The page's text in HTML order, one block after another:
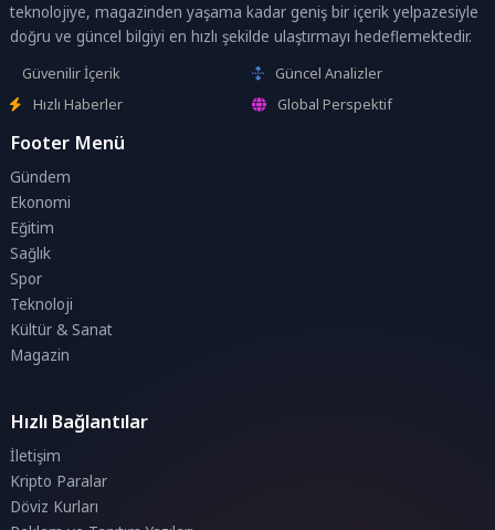
teknolojiye, magazinden yaşama kadar geniş bir içerik yelpazesiyle
doğru ve güncel bilgiyi en hızlı şekilde ulaştırmayı hedeflemektedir.
Güvenilir İçerik
Güncel Analizler
Hızlı Haberler
Global Perspektif
Footer Menü
Gündem
Ekonomi
Eğitim
Sağlık
Spor
Teknoloji
Kültür & Sanat
Magazin
Hızlı Bağlantılar
İletişim
Kripto Paralar
Döviz Kurları